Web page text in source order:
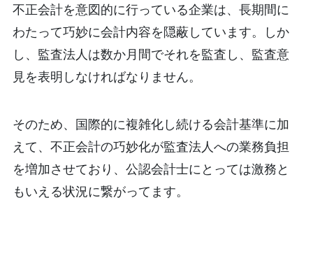
不正会計を意図的に行っている企業は、長期間に
わたって巧妙に会計内容を隠蔽しています。しか
し、監査法人は数か月間でそれを監査し、監査意
見を表明しなければなりません。
そのため、国際的に複雑化し続ける会計基準に加
えて、不正会計の巧妙化が監査法人への業務負担
を増加させており、公認会計士にとっては激務と
もいえる状況に繋がってます。